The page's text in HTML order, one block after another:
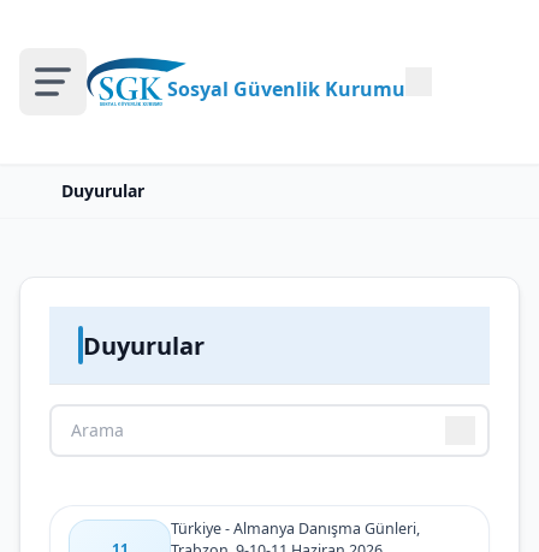
Sosyal Güvenlik Kurumu
Duyurular
Duyurular
Türkiye - Almanya Danışma Günleri,